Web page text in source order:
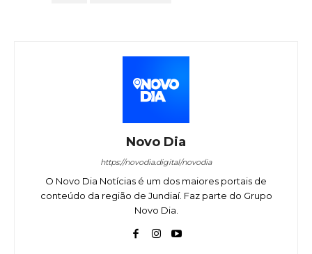
Novo Dia
https://novodia.digital/novodia
O Novo Dia Notícias é um dos maiores portais de
conteúdo da região de Jundiaí. Faz parte do Grupo
Novo Dia.